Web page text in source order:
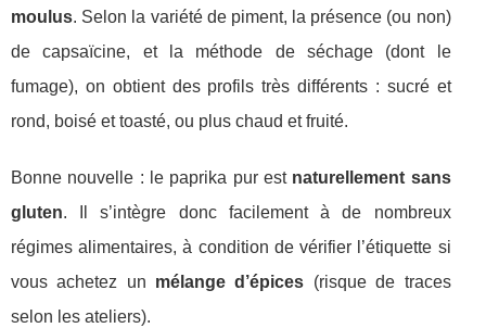
moulus. Selon la variété de piment, la présence (ou non)
de capsaïcine, et la méthode de séchage (dont le
fumage), on obtient des profils très différents : sucré et
rond, boisé et toasté, ou plus chaud et fruité.
Bonne nouvelle : le paprika pur est naturellement sans
gluten. Il s’intègre donc facilement à de nombreux
régimes alimentaires, à condition de vérifier l’étiquette si
vous achetez un mélange d’épices (risque de traces
selon les ateliers).